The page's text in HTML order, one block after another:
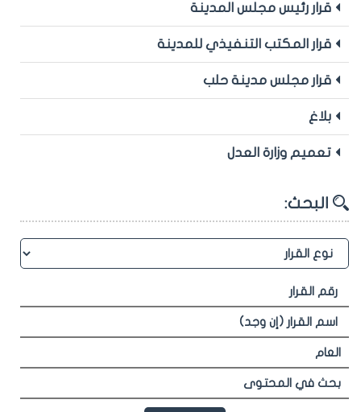
قرار رئيس مجلس المدينة
قرار المكتب التنفيذي للمدينة
قرار مجلس مدينة حلب
بلاغ
تعميم وزارة العدل
البحث: